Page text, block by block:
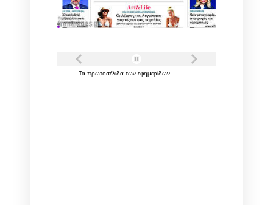
Τα πρωτοσέλιδα των εφημερίδων